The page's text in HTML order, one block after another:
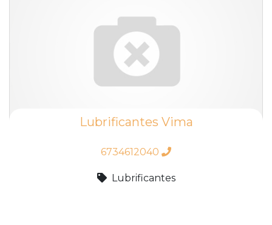
Lubrificantes Vima
6734612040
Lubrificantes